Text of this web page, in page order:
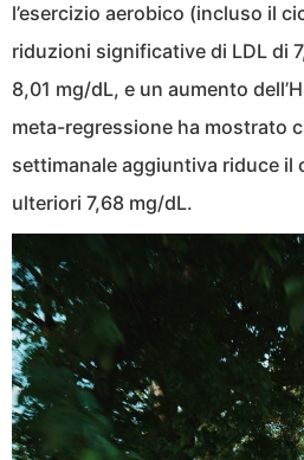
l’esercizio aerobico (incluso il
riduzioni significative di LDL di
8,01 mg/dL, e un aumento
meta-regressione ha mostrato
settimanale aggiuntiva riduce il
ulteriori 7,68 mg/dL.